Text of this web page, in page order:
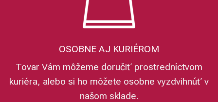
OSOBNE AJ KURIÉROM
Tovar Vám môžeme doručiť prostredníctvom
kuriéra, alebo si ho môžete osobne vyzdvihnúť v
našom sklade.